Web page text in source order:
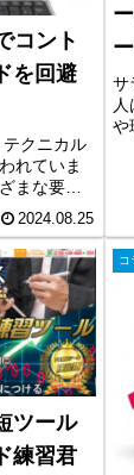
コント
を回避
クニカル
れていま
まな要素
イントレ
て、裁量
けでな
ールす...
2024.08.25
サ
や
ツール
練習君
コ